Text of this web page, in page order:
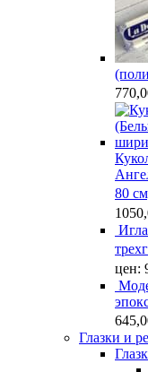
80
цен:
Глазки и